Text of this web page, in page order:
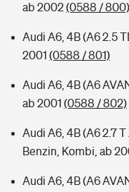
ab 2002(0588 / 800)
Audi A6, 4B (A6 2.5
2001 (0588 / 801)
Audi A6, 4B (A6
ab 2001 (0588 / 802)
Audi A6, 4B (A6 2.7
Benzin, Kombi, ab
Audi A6, 4B (A6